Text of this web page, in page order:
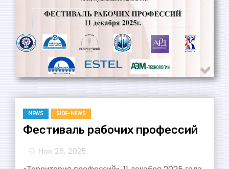
NEWS SIDE-NEWS
Фестиваль рабочих профессий
Ноя 26, 2025